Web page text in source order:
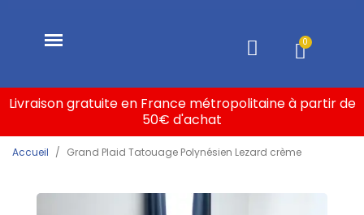
Livraison gratuite en France métropolitaine à partir de
50€ d'achat
Accueil Grand Plaid Tatouage Polynésien Lezard crème